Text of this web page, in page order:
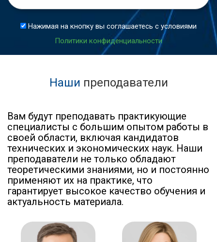
Нажимая на кнопку вы соглашаетесь с условиями
Политики конфиденциальности
Наши преподаватели
Вам будут преподавать практикующие
специалисты с большим опытом работы в
своей области, включая кандидатов
технических и экономических наук. Наши
преподаватели не только обладают
теоретическими знаниями, но и постоянно
применяют их на практике, что
гарантирует высокое качество обучения и
актуальность материала.